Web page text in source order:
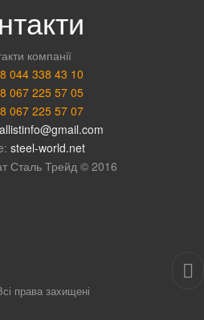
компанії
044 338 43 10
067 225 57 05
067 225 57 07
steel-world.net
Сталь Трейд © 2016
права захищені